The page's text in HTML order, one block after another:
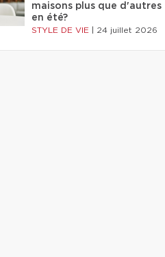
maisons plus que d'autres
en été?
STYLE DE VIE 24 juillet 2026